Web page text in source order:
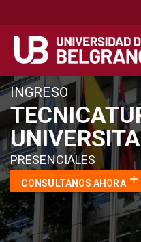
Pasar
contenido
principal
INGRESO
PRESENCIALES
CONSULTANOS AHORA